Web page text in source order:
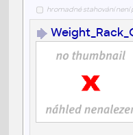
hromadné stahování není